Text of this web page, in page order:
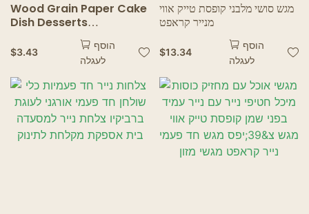
Wood Grain Paper Cake
Dish Desserts
Disposable Plates
Vegetable Plates
Disposable Dishes
Disposable Party Paper
Tray Tableware
$3.43
הוסף
לעגלה
מגש סושי מלבני קופסת טייק אווי
מנייר קראפט
$13.34
הוסף
לעגלה